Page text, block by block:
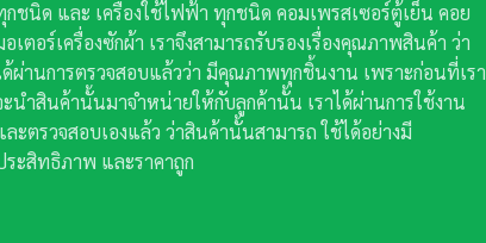
กชนิด และ เครื่องใช้ไฟฟ้า ทุกชนิด คอมเพรสเซอร์ตู้เย็น คอย
อเตอร์เครื่องซักผ้า เราจึงสามารถรับรองเรื่องคุณภาพสินค้า ว่า
ด้ผ่านการตรวจสอบแล้วว่า มีคุณภาพทุกชิ้นงาน เพราะก่อนที่เรา
ะนำสินค้านั้นมาจำหน่ายให้กับลูกค้านั้น เราได้ผ่านการใช้งาน
ละตรวจสอบเองแล้ว ว่าสินค้านั้นสามารถ ใช้ได้อย่างมี
ระสิทธิภาพ และราคาถูก